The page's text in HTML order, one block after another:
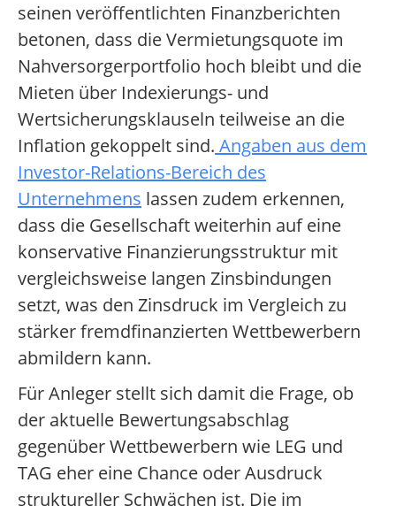
seinen veröffentlichten Finanzberichten
betonen, dass die Vermietungsquote im
Nahversorgerportfolio hoch bleibt und die
Mieten über Indexierungs- und
Wertsicherungsklauseln teilweise an die
Inflation gekoppelt sind. Angaben aus dem
Investor-Relations-Bereich des
Unternehmens lassen zudem erkennen,
dass die Gesellschaft weiterhin auf eine
konservative Finanzierungsstruktur mit
vergleichsweise langen Zinsbindungen
setzt, was den Zinsdruck im Vergleich zu
stärker fremdfinanzierten Wettbewerbern
abmildern kann.
Für Anleger stellt sich damit die Frage, ob
der aktuelle Bewertungsabschlag
gegenüber Wettbewerbern wie LEG und
TAG eher eine Chance oder Ausdruck
struktureller Schwächen ist. Die im